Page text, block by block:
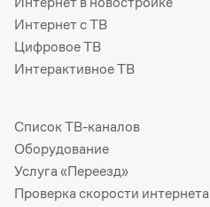
Интернет с ТВ
Цифровое ТВ
Интерактивное ТВ
Список ТВ-каналов
Оборудование
Услуга «Переезд»
Проверка скорости интернета